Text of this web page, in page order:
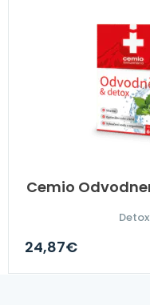
Cemio
24,87€